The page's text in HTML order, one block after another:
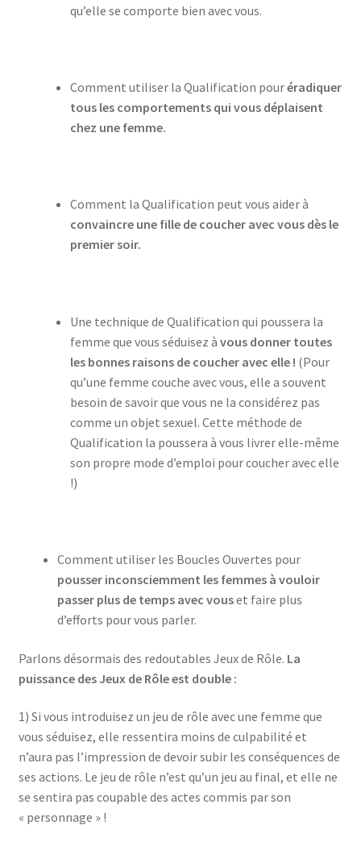
qu’elle se comporte bien avec vous.
Comment utiliser la Qualification pouréradiquer
tous les comportements qui vous déplaisent
chez une femme.
Comment la Qualification peut vous aider à
convaincre une fille de coucher avec vous dès le
premier soir.
Une technique de Qualification qui poussera la
femme que vous séduisez à vous donner toutes
les bonnes raisons de coucher avec elle ! (Pour
qu’une femme couche avec vous, elle a souvent
besoin de savoir que vous ne la considérez pas
comme un objet sexuel. Cette méthode de
Qualification la poussera à vous livrer elle-même
son propre mode d’emploi pour coucher avec elle
!)
Comment utiliser les Boucles Ouvertes pour
pousser inconsciemment les femmes à vouloir
passer plus de temps avec vouset faire plus
d’efforts pour vous parler.
Parlons désormais des redoutables Jeux de Rôle. La
puissance des Jeux de Rôle est double :
1) Si vous introduisez un jeu de rôle avec une femme que
vous séduisez, elle ressentira moins de culpabilité et
n’aura pas l’impression de devoir subir les conséquences de
ses actions. Le jeu de rôle n’est qu’un jeu au final, et elle ne
se sentira pas coupable des actes commis par son
« personnage » !